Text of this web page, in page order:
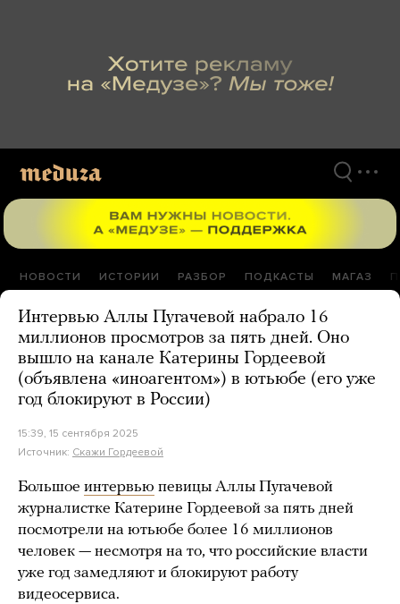
НОВОСТИ ИСТОРИИ РАЗБОР ПОДКАСТЫ МАГАЗ
Интервью Аллы Пугачевой набрало 16
миллионов просмотров за пять дней. Оно
вышло на канале Катерины Гордеевой
(объявлена «иноагентом») в ютьюбе (его уже
год блокируют в России)
15:39, 15 сентября 2025
Источник: Скажи Гордеевой
Большое интервью певицы Аллы Пугачевой
журналистке Катерине Гордеевой за пять дней
посмотрели на ютьюбе более 16 миллионов
человек — несмотря на то, что российские власти
уже год замедляют и блокируют работу
видеосервиса.